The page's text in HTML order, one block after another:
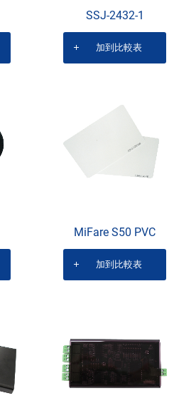
SSJ-2432-1
加到比較表
MiFare S50 PVC
加到比較表